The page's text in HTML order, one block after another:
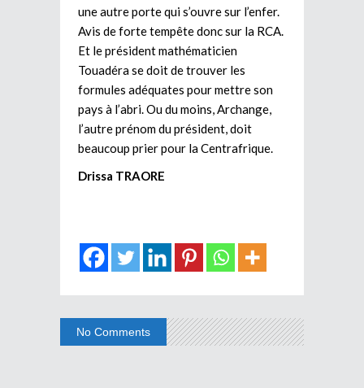
une autre porte qui s’ouvre sur l’enfer.
Avis de forte tempête donc sur la RCA.
Et le président mathématicien
Touadéra se doit de trouver les
formules adéquates pour mettre son
pays à l’abri. Ou du moins, Archange,
l’autre prénom du président, doit
beaucoup prier pour la Centrafrique.
Drissa TRAORE
No Comments